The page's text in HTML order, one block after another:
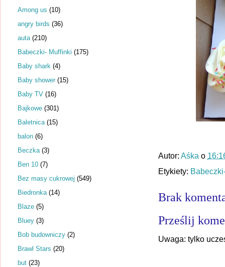
Autor: Aśka o
Etykiety:
Brak
Prześlij
Uwaga: tylko
Among us (10)
angry birds (36)
auta (210)
Babeczki- Muffinki (175)
Baby shark (4)
Baby shower (15)
Baby TV (16)
Bajkowe (301)
Baletnica (15)
balon (6)
Beczka (3)
Ben 10 (7)
Bez masy cukrowej (549)
Biedronka (14)
Blaze (5)
Bluey (3)
Bob budowniczy (2)
Brawl Stars (20)
but (23)